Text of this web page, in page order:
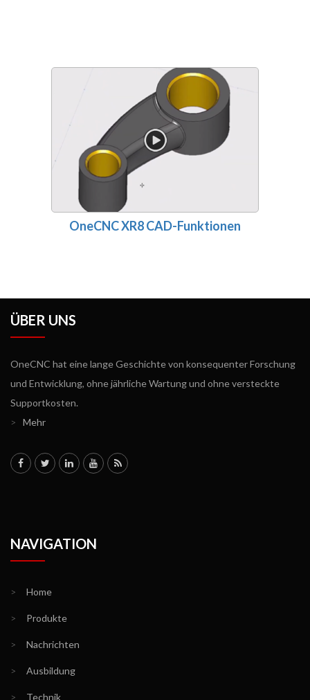
OneCNC XR8 CAD-Funktionen
ÜBER UNS
OneCNC hat eine lange Geschichte von konsequenter Forschung
und Entwicklung, ohne jährliche Wartung und ohne versteckte
Supportkosten.
>
Mehr
NAVIGATION
> Home
> Produkte
> Nachrichten
> Ausbildung
> Technik